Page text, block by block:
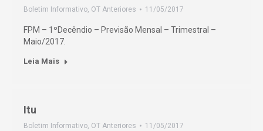
Boletim Informativo, OT Anteriores 11/05/2017
FPM – 1ºDecêndio – Previsão Mensal – Trimestral –
Maio/2017.
Leia Mais
Itu
Boletim Informativo, OT Anteriores 11/05/2017